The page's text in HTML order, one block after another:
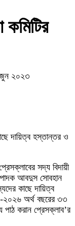
কমিটির
২০২৩
দায়িত্ব হস্তান্তর ও
সদ্য বিদায়ী
আবদুস সোবহান
কাছে দায়িত্ব
২০২৬ অর্থ বছরের ৩৩
পাঠ করান প্রেসক্লাব’র